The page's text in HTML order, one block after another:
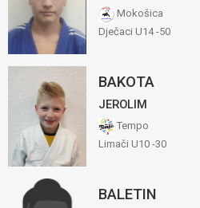
Mokošica
Dječaci U14 -50
BAKOTA
JEROLIM
Tempo
Limači U10 -30
BALETIN